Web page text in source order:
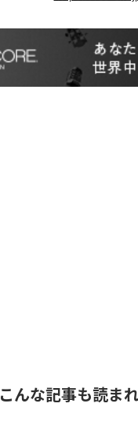
こんな記事も読ま